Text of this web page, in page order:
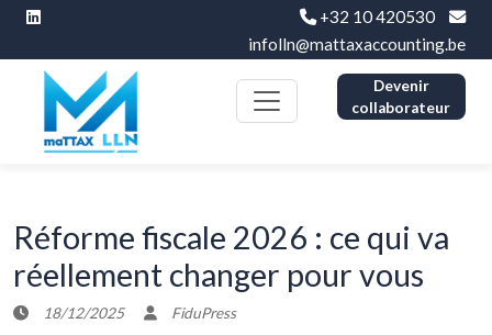
+32 10 420530
infolln@mattaxaccounting.be
Devenir
collaborateur
Réforme fiscale 2026 : ce qui va
réellement changer pour vous
18/12/2025 FiduPress